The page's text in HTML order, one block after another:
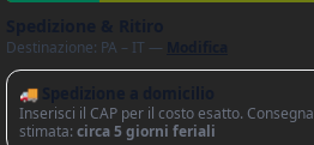
Destinazione: PA – IT —
🚚 Spedizione a domicilio
Inserisci il CAP per il costo esatto. Consegna
stimata: circa 5 giorni feriali